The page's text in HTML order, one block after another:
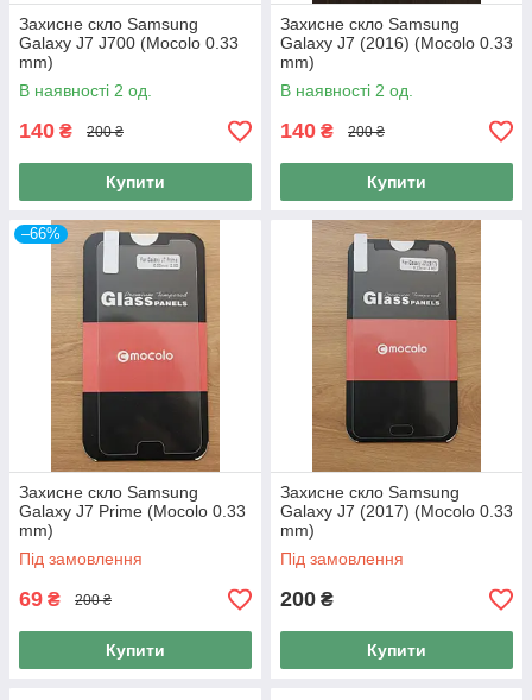
Захисне скло Samsung
Galaxy J7 J700 (Mocolo 0.33
mm)
В наявності 2 од.
140 ₴ 200 ₴
Купити
Захисне скло Samsung
Galaxy J7 (2016) (Mocolo 0.33
mm)
В наявності 2 од.
140 ₴ 200 ₴
Купити
–66%
Захисне скло Samsung
Galaxy J7 Prime (Mocolo 0.33
mm)
Під замовлення
69 ₴ 200 ₴
Купити
Захисне скло Samsung
Galaxy J7 (2017) (Mocolo 0.33
mm)
Під замовлення
200 ₴
Купити